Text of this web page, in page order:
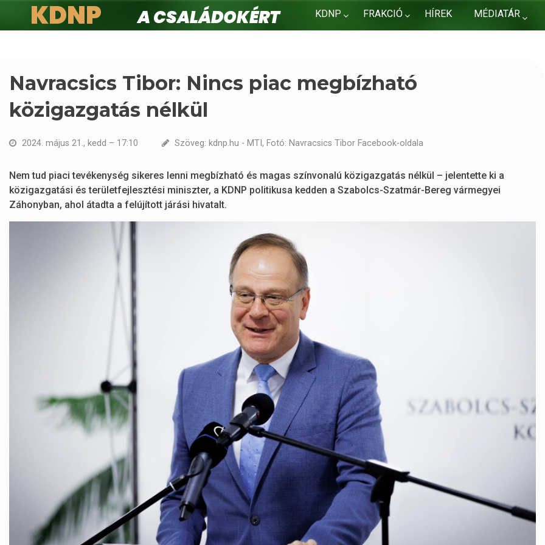
KDNP FRAKCIÓ HÍREK MÉDIATÁR
KDNP
A családokért.
Navracsics Tibor: Nincs piac megbízható
közigazgatás nélkül
2024. május 21., kedd – 17:10 Szöveg: kdnp.hu - MTI, Fotó: Navracsics Tibor Facebook-oldala
Nem tud piaci tevékenység sikeres lenni megbízható és magas színvonalú közigazgatás nélkül – jelentette ki a
közigazgatási és területfejlesztési miniszter, a KDNP politikusa kedden a Szabolcs-Szatmár-Bereg vármegyei
Záhonyban, ahol átadta a felújított járási hivatalt.